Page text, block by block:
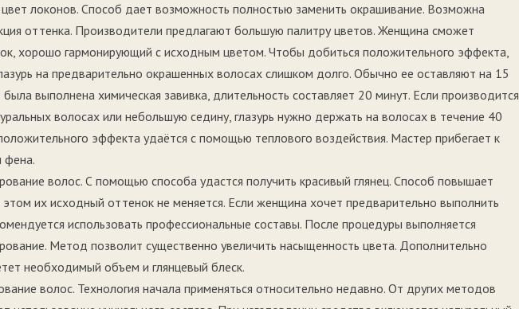
локонов. Способ дает возможность полностью заменить окрашивание. Возможна
оттенка. Производители предлагают большую палитру цветов. Женщина сможет
хорошо гармонирующий с исходным цветом. Чтобы добиться положительного эффекта,
на предварительно окрашенных волосах слишком долго. Обычно ее оставляют на 15
выполнена химическая завивка, длительность составляет 20 минут. Если производится
волосах или небольшую седину, глазурь нужно держать на волосах в течение 40
эффекта удаётся с помощью теплового воздействия. Мастер прибегает к
волос. С помощью способа удастся получить красивый глянец. Способ повышает
их исходный оттенок не меняется. Если женщина хочет предварительно выполнить
использовать профессиональные составы. После процедуры выполняется
Метод позволит существенно увеличить насыщенность цвета. Дополнительно
необходимый объем и глянцевый блеск.
волос. Технология начала применяться относительно недавно. От других методов